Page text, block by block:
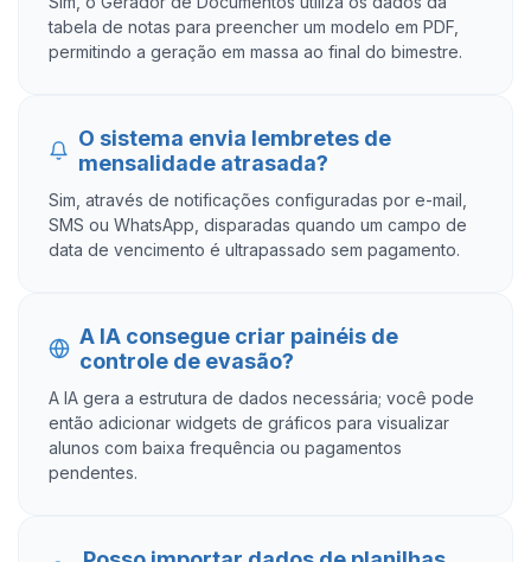
tabela de notas para preencher um modelo em PDF,
permitindo a geração em massa ao final do bimestre.
O sistema envia lembretes de
mensalidade atrasada?
Sim, através de notificações configuradas por e-mail,
SMS ou WhatsApp, disparadas quando um campo de
data de vencimento é ultrapassado sem pagamento.
A IA consegue criar painéis de
controle de evasão?
A IA gera a estrutura de dados necessária; você pode
então adicionar widgets de gráficos para visualizar
alunos com baixa frequência ou pagamentos
pendentes.